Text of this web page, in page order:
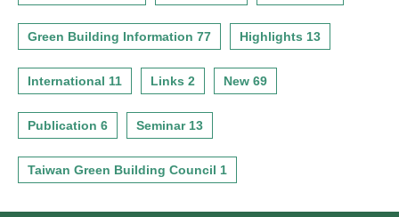
Green Building Information 77 Highlights 13
International 11 Links 2 New 69
Publication 6 Seminar 13
Taiwan Green Building Council 1